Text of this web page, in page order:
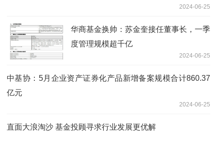
2024-06-25
华商基金换帅：苏金奎接任董事长，一季
度管理规模超千亿
2024-06-25
中基协：5月企业资产证券化产品新增备案规模合计860.37
亿元
2024-06-25
直面大浪淘沙 基金投顾寻求行业发展更优解